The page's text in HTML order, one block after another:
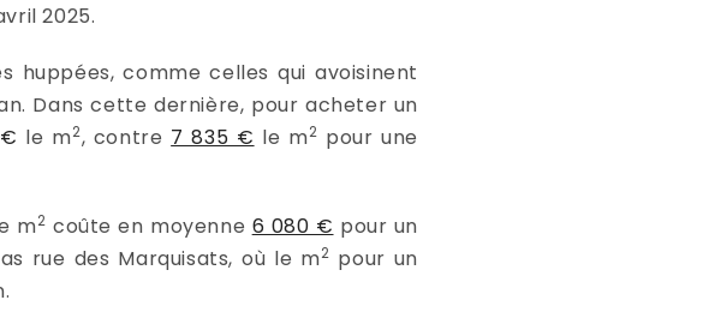
2025.
huppées, comme celles qui avoisinent
Dans cette dernière, pour acheter un
le m2, contre 7 835 € le m2 pour une
m2 coûte en moyenne 6 080 € pour un
rue des Marquisats, où le m2 pour un